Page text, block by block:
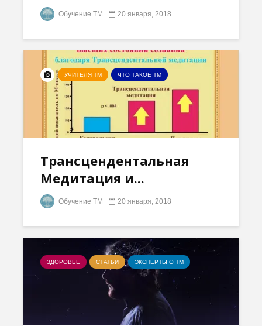
Обучение ТМ 20 января, 2018
УЧИТЕЛЯ ТМ ЧТО ТАКОЕ ТМ
Трансцендентальная
Медитация и...
Обучение ТМ 20 января, 2018
ЗДОРОВЬЕ СТАТЬИ ЭКСПЕРТЫ О ТМ